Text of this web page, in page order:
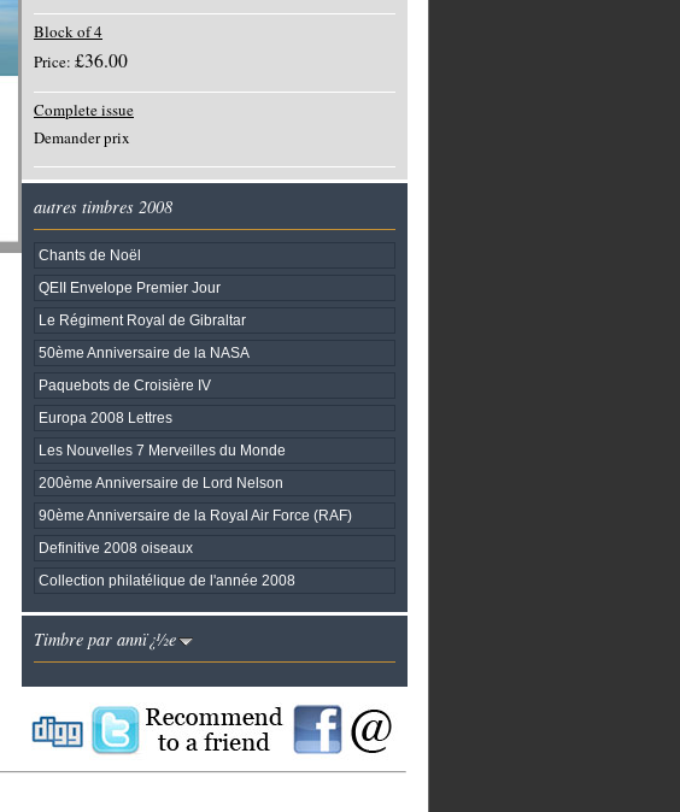
Block of 4
Price: £36.00
Complete issue
Demander prix
autres timbres 2008
Chants de Noël
QEII Envelope Premier Jour
Le Régiment Royal de Gibraltar
50ème Anniversaire de la NASA
Paquebots de Croisière IV
Europa 2008 Lettres
Les Nouvelles 7 Merveilles du Monde
200ème Anniversaire de Lord Nelson
90ème Anniversaire de la Royal Air Force (RAF)
Definitive 2008 oiseaux
Collection philatélique de l'année 2008
Timbre par annï¿½e